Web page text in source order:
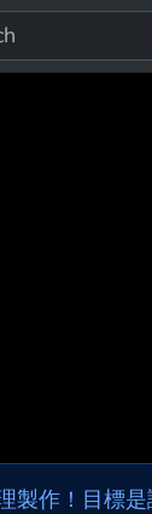
製作！目標